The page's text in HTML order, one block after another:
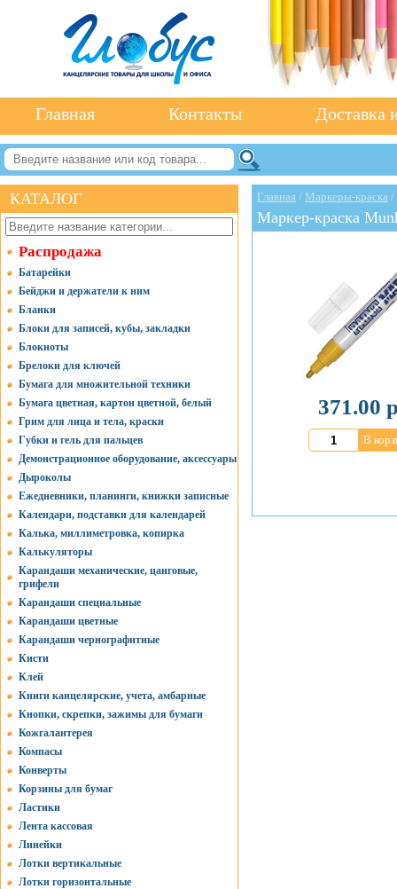
Главная Контакты Доставка
КАТАЛОГ
Распродажа
Батарейки
Бейджи и держатели к ним
Бланки
Блоки для записей, кубы, закладки
Блокноты
Брелоки для ключей
Бумага для множительной техники
Бумага цветная, картон цветной, белый
Грим для лица и тела, краски
Губки и гель для пальцев
Демонстрационное оборудование, аксессуары
Дыроколы
Ежедневники, планинги, книжки записные
Календари, подставки для календарей
Калька, миллиметровка, копирка
Калькуляторы
Карандаши механические, цанговые,
грифели
Карандаши специальные
Карандаши цветные
Карандаши чернографитные
Кисти
Клей
Книги канцелярские, учета, амбарные
Кнопки, скрепки, зажимы для бумаги
Кожгалантерея
Компасы
Конверты
Корзины для бумаг
Ластики
Лента кассовая
Линейки
Лотки вертикальные
Лотки горизонтальные
Главная / Маркеры-краска /
Маркер-краска
371.00
В